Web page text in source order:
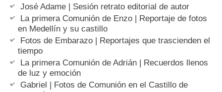
José Adame | Sesión retrato editorial de autor
La primera Comunión de Enzo | Reportaje de fotos
en Medellín y su castillo
Fotos de Embarazo | Reportajes que trascienden el
tiempo
La primera Comunión de Adrián | Recuerdos llenos
de luz y emoción
Gabriel | Fotos de Comunión en el Castillo de